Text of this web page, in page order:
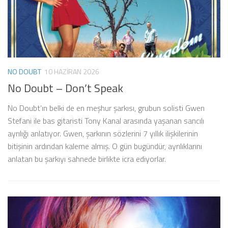
NO DOUBT 10 HAZIRAN 2026
No Doubt – Don’t Speak
No Doubt’ın belki de en meşhur şarkısı, grubun solisti Gwen
Stefani ile bas gitaristi Tony Kanal arasında yaşanan sancılı
ayrılığı anlatıyor. Gwen, şarkının sözlerini 7 yıllık ilişkilerinin
bitişinin ardından kaleme almış. O gün bugündür, ayrılıklarını
anlatan bu şarkıyı sahnede birlikte icra ediyorlar.